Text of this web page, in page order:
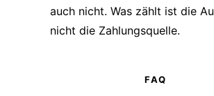
auch nicht. Was zählt ist die
nicht die Zahlungsquelle.
FAQ